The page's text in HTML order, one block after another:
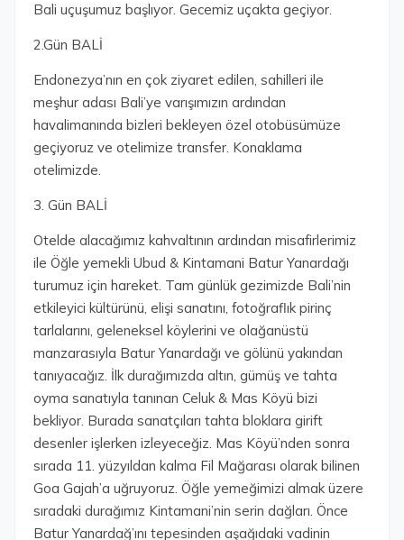
Bali uçuşumuz başlıyor. Gecemiz uçakta geçiyor.
2.Gün BALİ
Endonezya’nın en çok ziyaret edilen, sahilleri ile
meşhur adası Bali’ye varışımızın ardından
havalimanında bizleri bekleyen özel otobüsümüze
geçiyoruz ve otelimize transfer. Konaklama
otelimizde.
3. Gün BALİ
Otelde alacağımız kahvaltının ardından misafirlerimiz
ile Öğle yemekli Ubud & Kintamani Batur Yanardağı
turumuz için hareket. Tam günlük gezimizde Bali’nin
etkileyici kültürünü, elişi sanatını, fotoğraflık pirinç
tarlalarını, geleneksel köylerini ve olağanüstü
manzarasıyla Batur Yanardağı ve gölünü yakından
tanıyacağız. İlk durağımızda altın, gümüş ve tahta
oyma sanatıyla tanınan Celuk & Mas Köyü bizi
bekliyor. Burada sanatçıları tahta bloklara girift
desenler işlerken izleyeceğiz. Mas Köyü’nden sonra
sırada 11. yüzyıldan kalma Fil Mağarası olarak bilinen
Goa Gajah’a uğruyoruz. Öğle yemeğimizi almak üzere
sıradaki durağımız Kintamani’nin serin dağları. Önce
Batur Yanardağ’ını tepesinden aşağıdaki vadinin